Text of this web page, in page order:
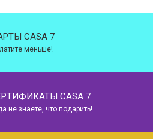
CASA 7
меньше!
CASA 7
не знаете, что подарить!